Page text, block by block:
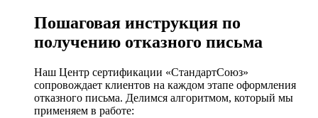
Пошаговая инструкция по
получению отказного письма
Наш Центр сертификации «СтандартСоюз»
сопровождает клиентов на каждом этапе оформления
отказного письма. Делимся алгоритмом, который мы
применяем в работе: